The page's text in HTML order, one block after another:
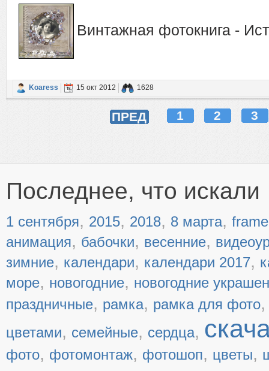
Винтажная фотокнига -
Koaress 15 окт 2012 1628
ПРЕД 1 2 3
Последнее, что искали
1 сентября, 2015, 2018, 8 марта, frame
анимация, бабочки, весенние,
зимние, календари, календари 2017,
море, новогодние, новогодние
праздничные, рамка, рамка для фото
цветами, семейные, сердца,
фото, фотомонтаж, фотошоп, цветы,